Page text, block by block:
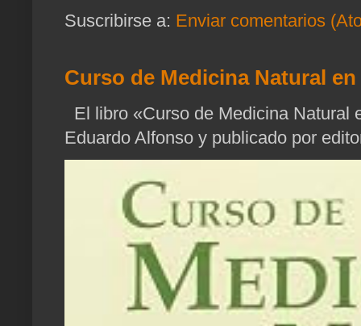
Suscribirse a: Enviar comentarios
Curso de Medicina Natural
El libro «Curso de Medicina Natural
Eduardo Alfonso y publicado por